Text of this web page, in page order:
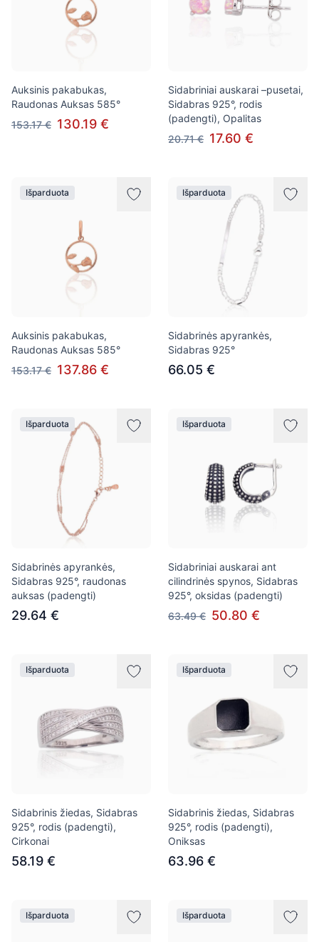
Auksinis pakabukas,
Raudonas Auksas 585°
153.17 € 130.19 €
Sidabriniai auskarai –pusetai,
Sidabras 925°, rodis
(padengti), Opalitas
20.71 € 17.60 €
Išparduota
Auksinis pakabukas,
Raudonas Auksas 585°
153.17 € 137.86 €
Išparduota
Sidabrinės apyrankės,
Sidabras 925°
66.05 €
Išparduota
Sidabrinės apyrankės,
Sidabras 925°, raudonas
auksas (padengti)
29.64 €
Išparduota
Sidabriniai auskarai ant
cilindrinės spynos, Sidabras
925°, oksidas (padengti)
63.49 € 50.80 €
Išparduota
Sidabrinis žiedas, Sidabras
925°, rodis (padengti),
Cirkonai
58.19 €
Išparduota
Sidabrinis žiedas, Sidabras
925°, rodis (padengti),
Oniksas
63.96 €
Išparduota Išparduota